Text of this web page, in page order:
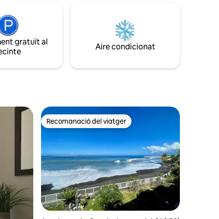
gratuït al
Aire condicionat
Recomanació del viatger
Recomanació del viatger